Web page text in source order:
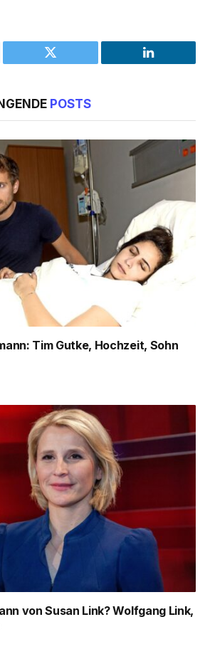
Twitter LinkedIn
POSTS
Tim Gutke, Hochzeit, Sohn
von Susan Link? Wolfgang Link,